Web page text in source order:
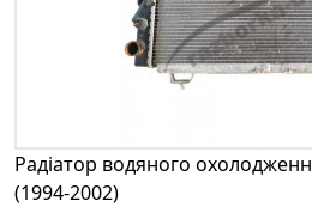
Радіатор водяного
(1994-2002)